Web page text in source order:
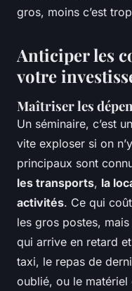
gros, moins c’est
Anticiper les
votre
Maîtriser les
Un séminaire, c’est
vite exploser si on
principaux sont
les transports, la
activités. Ce qui
les gros postes,
qui arrive en retard
taxi, le repas de
oublié, ou le matériel